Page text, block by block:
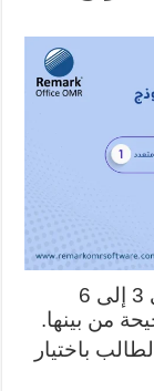
: تحتوي على 3 إلى 6
من بينها.
باختيار